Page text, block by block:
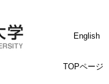
English
TOPページ